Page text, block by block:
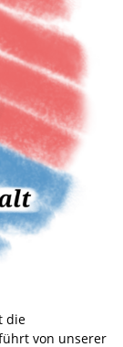
die
von unserer